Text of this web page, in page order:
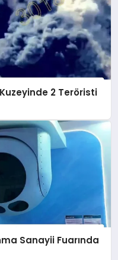
2 Teröristi
Sanayii Fuarında